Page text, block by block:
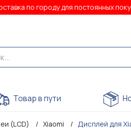
по городу для постоянных
Товар в пути
(LCD) Xiaomi Дисплей для